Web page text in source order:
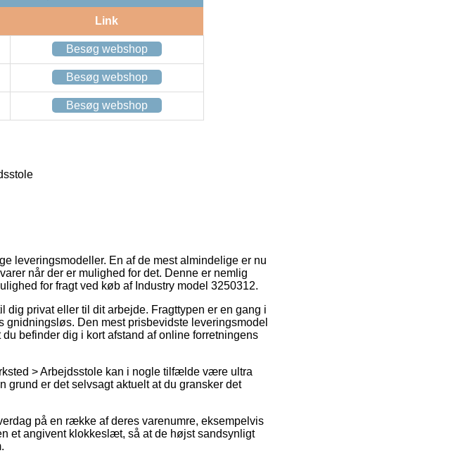
Link
Besøg webshop
Besøg webshop
Besøg webshop
leveringsmodeller. En af de mest almindelige er nu
når der er mulighed for det. Denne er nemlig
for fragt ved køb af Industry model 3250312.
privat eller til dit arbejde. Fragttypen er en gang i
Den mest prisbevidste leveringsmodel
befinder dig i kort afstand af online forretningens
> Arbejdsstole kan i nogle tilfælde være ultra
grund er det selvsagt aktuelt at du gransker det
på en række af deres varenumre, eksempelvis
et angivent klokkeslæt, så at de højst sandsynligt